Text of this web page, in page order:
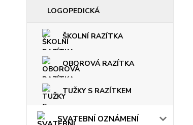
LOGOPEDICKÁ
ŠKOLNÍ RAZÍTKA
OBOROVÁ RAZÍTKA
TUŽKY S RAZÍTKEM
SVATEBNÍ OZNÁMENÍ